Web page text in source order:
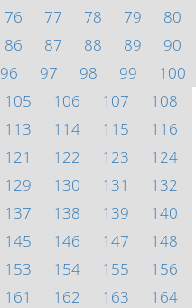
76 77 78 79
80
86 87 88 89
90
96 97 98 99
100
105 106 107
108
113 114 115
116
121 122 123
124
129 130 131
132
137 138 139
140
145 146 147
148
153 154 155
156
161 162 163
164